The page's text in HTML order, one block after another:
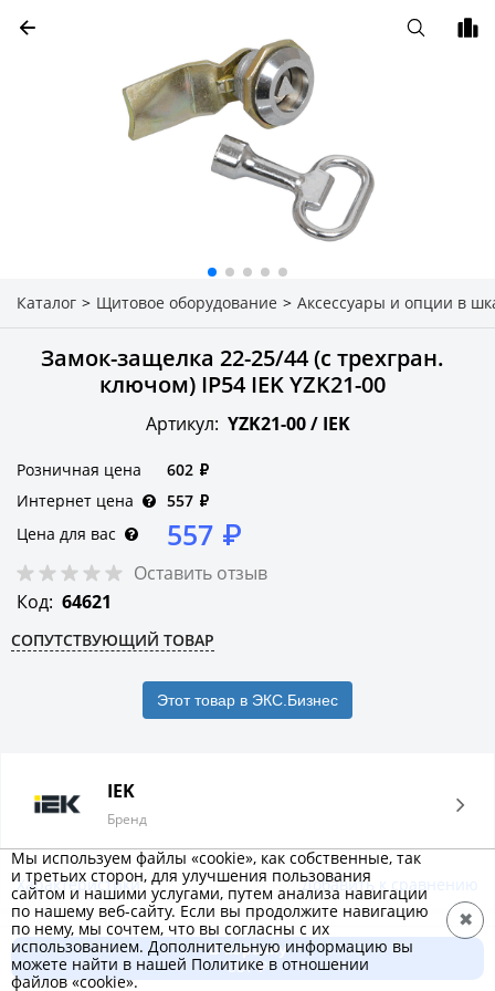
Каталог > Щитовое оборудование > Аксессуары и опции в
Замок-защелка 22-25/44 (с трехгран.
ключом) IP54 IEK YZK21-00
Артикул: YZK21-00 / IEK
Розничная цена 602 ₽
Интернет цена
557 ₽
Цена для вас
557 ₽
Оставить отзыв
Код: 64621
СОПУТСТВУЮЩИЙ ТОВАР
Этот товар в ЭКС.Бизнес
IEK
Бренд
Характеристики Добавить к сравнению
Описание товара
Выполнены из стали с хромированием. Ключи
В корзину
557 ₽
Мы используем файлы «cookie», как собственные, так
и третьих сторон, для улучшения пользования
сайтом и нашими услугами, путем анализа навигации
по нашему веб-сайту. Если вы продолжите навигацию
по нему, мы сочтем, что вы согласны с их
использованием. Дополнительную информацию вы
можете найти в нашей Политике в отношении
файлов «cookie».
✖